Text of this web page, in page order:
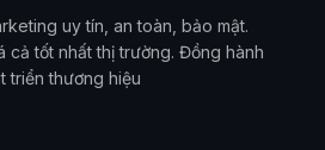
uy tín, an toàn, bảo mật.
cả tốt nhất thị trường. Đồng hành
triển thương hiệu